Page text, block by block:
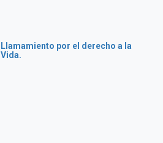
Llamamiento por el derecho a la
Vida.